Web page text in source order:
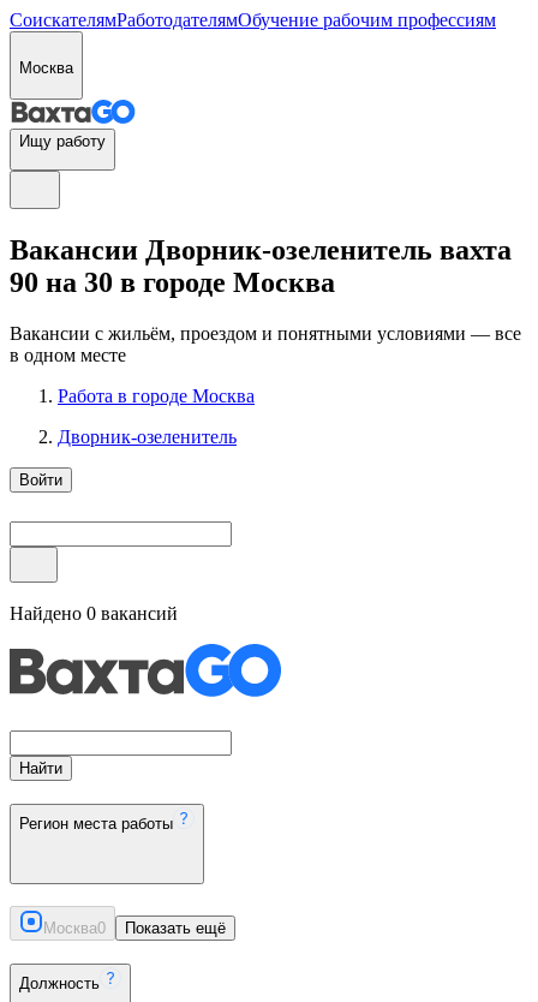
СоискателямРаботодателямОбучение рабочим профессиям
Москва
Ищу работу
Вакансии Дворник-озеленитель вахта
90 на 30 в городе Москва
Вакансии с жильём, проездом и понятными условиями — все
в одном месте
Работа в городе Москва
Дворник-озеленитель
Войти
Найдено 0 вакансий
Найти
Регион места работы
Москва0 Показать ещё
Должность